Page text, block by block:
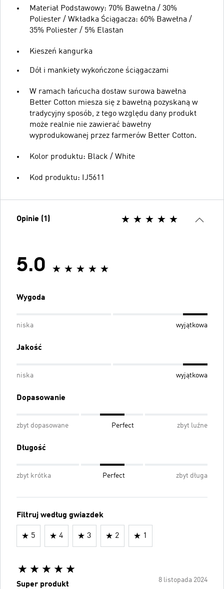
Materiał Podstawowy: 70% Bawełna / 30%
Poliester / Wkładka Ściągacza: 60% Bawełna /
35% Poliester / 5% Elastan
Kieszeń kangurka
Dół i mankiety wykończone ściągaczami
W ramach łańcucha dostaw surowa bawełna
Better Cotton miesza się z bawełną pozyskaną w
tradycyjny sposób, z tego względu dany produkt
może realnie nie zawierać bawełny
wyprodukowanej przez farmerów Better Cotton.
Kolor produktu: Black / White
Kod produktu: IJ5611
Opinie (1)
5.0
Wygoda
niska wyjątkowa
Jakość
niska wyjątkowa
Dopasowanie
zbyt dopasowane Perfect zbyt luźne
Długość
zbyt krótka Perfect zbyt długa
Filtruj według gwiazdek
5 4 3 2 1
8 listopada 2024
Super produkt